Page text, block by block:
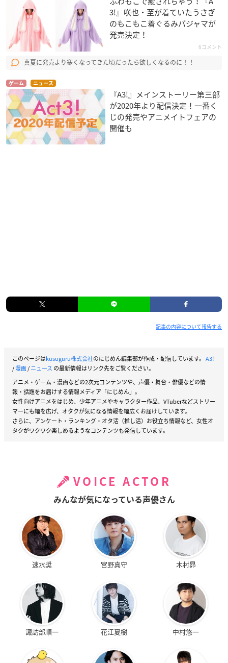
3!』咲也・至が着ていたうさぎ
のもこもこ着ぐるみパジャマが
発売決定！
6コメント
真夏に発売より寒くなってきた頃だったら欲しくなるのに！！
ゲーム ニュース
『A3!』メインストーリー第三部
が2020年より配信決定！一番く
じの発売やアニメイトフェアの
開催も
記事の内容について報告する
このページはkusuguru株式会社のにじめん編集部が作成・配信しています。 A3!
/漫画/ニュース の最新情報はリンク先をご覧ください。
アニメ・ゲーム・漫画などの2次元コンテンツや、声優・舞台・俳優などの情
報・話題をお届けする情報メディア「にじめん」。
女性向けアニメをはじめ、少年アニメやキャラクター作品、VTuberなどストリー
マーにも幅を広げ、オタクが気になる情報を幅広くお届けしています。
さらに、アンケート・ランキング・オタ活（推し活）お役立ち情報など、女性オ
タクがワクワク楽しめるようなコンテンツも発信しています。
VOICE ACTOR
みんなが気になっている声優さん
速水奨 宮野真守 木村昴
諏訪部順一 花江夏樹 中村悠一